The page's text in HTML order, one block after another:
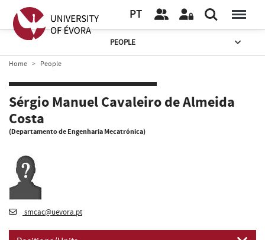
PT
PEOPLE
Home People
Sérgio Manuel Cavaleiro de Almeida
Costa
(Departamento de Engenharia Mecatrónica)
smcac@uevora.pt